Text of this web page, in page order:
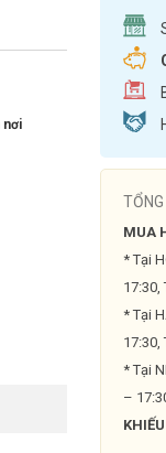
nơi
MUA
* Tại
17:30,
* Tại
17:30,
* Tại
–